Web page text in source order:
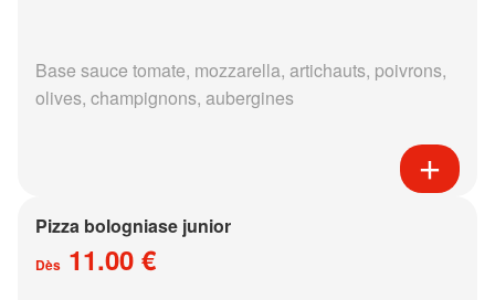
Base sauce tomate, mozzarella, artichauts, poivrons,
olives, champignons, aubergines
Pizza bologniase junior
Dès 11.00 €